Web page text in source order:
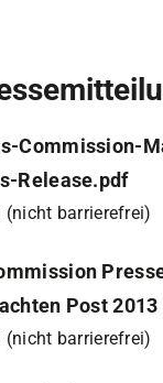
Commission-
Release.pdf
(nicht barrierefrei)
Post 2013
(nicht barrierefrei)